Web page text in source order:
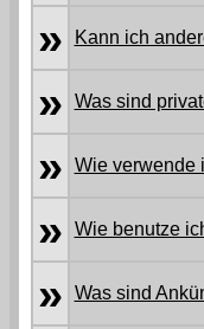
» Kann ich
» Was sind
» Wie verwende
» Wie benutze
» Was sind